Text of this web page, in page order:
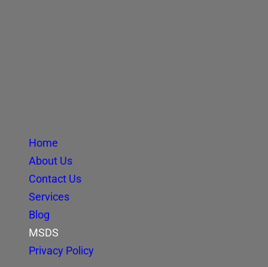
Home
About Us
Contact Us
Services
Blog
MSDS
Privacy Policy